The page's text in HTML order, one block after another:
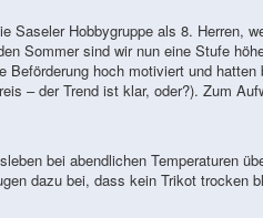
Saseler Hobbygruppe als 8. Herren,
Sommer sind wir nun eine Stufe
hoch motiviert und hatten
– der Trend ist klar, oder?). Zum
bei abendlichen Temperaturen
dazu bei, dass kein Trikot trocken